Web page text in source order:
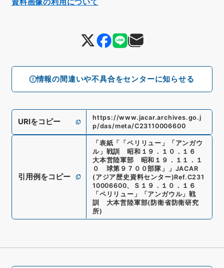
情報の間違いや不具合をセンターに知らせる
URIをコピー
https://www.jacar.archives.go.j
p/das/meta/C23110006600
引用例をコピー
「表紙「「ペリリュー」「アンガウ
ル」戦訓 昭和１９．１０．１６
大本営陸軍部 昭和１９．１１．１
０ 球第９７００部隊」
」 JACAR
(アジア歴史資料センター)Ref.C231
10006600、
Ｓ１９．１０．１６
「ペリリュー」「アンガウル」戦
訓 大本営陸軍部(防衛省防衛研究
所)
資料画像の利用について